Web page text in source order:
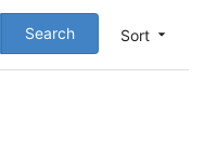
Sort
Search